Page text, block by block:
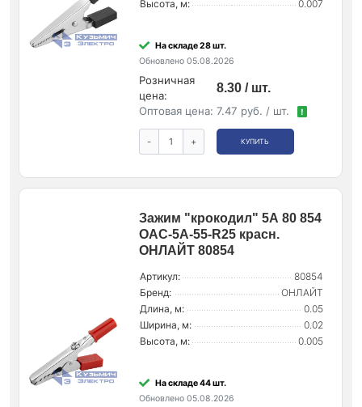
Высота, м: 0.007
На складе 28 шт.
Обновлено 05.08.2026
Розничная
цена:
8.30 / шт.
Оптовая цена: 7.47 руб. / шт. !
- + КУПИТЬ
Зажим "крокодил" 5А 80 854
OAC-5A-55-R25 красн.
ОНЛАЙТ 80854
Артикул:
80854
Бренд:
ОНЛАЙТ
Длина, м:
0.05
Ширина, м:
0.02
Высота, м:
0.005
На складе 44 шт.
Обновлено 05.08.2026